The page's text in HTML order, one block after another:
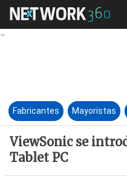
Fabricantes Mayoristas
ViewSonic se
Tablet PC